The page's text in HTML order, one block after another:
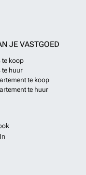
JE VASTGOED
te koop
te huur
te koop
te huur